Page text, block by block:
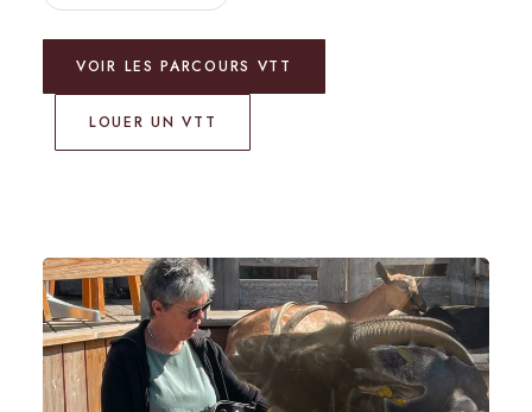
VOIR LES PARCOURS VTT
LOUER UN VTT